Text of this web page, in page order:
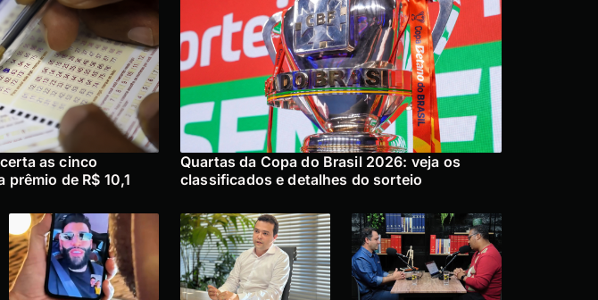
as cinco
prêmio de R$ 10,1
Quartas da Copa do Brasil 2026: veja os
classificados e detalhes do sorteio